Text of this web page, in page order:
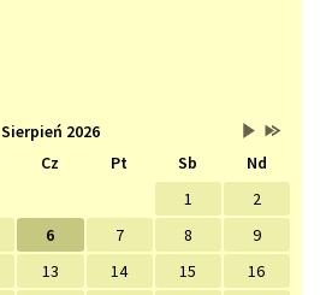
Lista
wydarzeń
Sierpień 2026Brak Przestaw
na
Wrzesień
2026
na
Sierpień
2027
Cz Pt Sb
Nd
1
2
6 7 8
9
13 14 15
16